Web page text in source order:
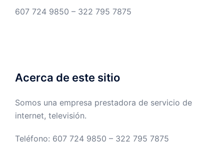
607 724 9850 – 322 795 7875
Acerca de este sitio
Somos una empresa prestadora de servicio de
internet, televisión.
Teléfono: 607 724 9850 – 322 795 7875